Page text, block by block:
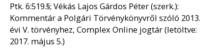
Ptk. 6:519.§; Vékás Lajos Gárdos Péter (szerk.):
Kommentár a Polgári Törvénykönyvről szóló 2013.
évi V. törvényhez, Complex Online jogtár (letöltve:
2017. május 5.)